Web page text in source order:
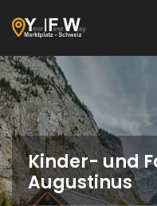
Kinder- und
Augustinus